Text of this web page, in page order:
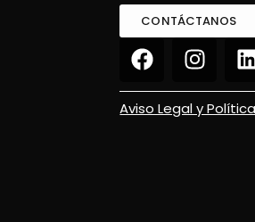
CONTÁCTANOS
Aviso Legal y